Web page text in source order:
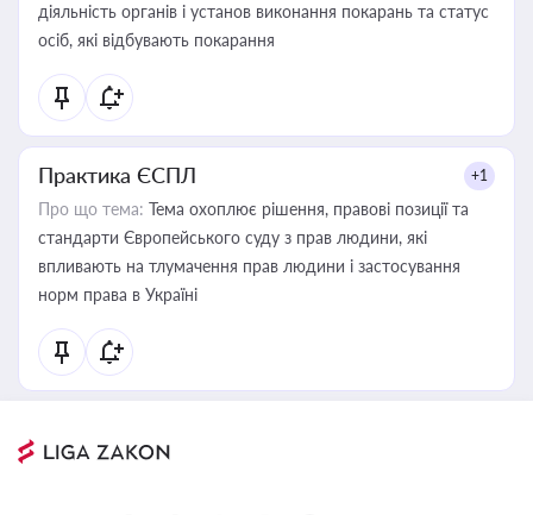
діяльність органів і установ виконання покарань та статус
осіб, які відбувають покарання
Практика ЄСПЛ +1
Про що тема: Тема охоплює рішення, правові позиції та
стандарти Європейського суду з прав людини, які
впливають на тлумачення прав людини і застосування
норм права в Україні